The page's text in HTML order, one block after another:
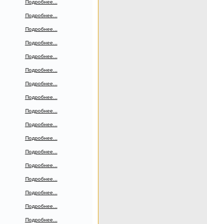
Подробнее...
Подробнее...
Подробнее...
Подробнее...
Подробнее...
Подробнее...
Подробнее...
Подробнее...
Подробнее...
Подробнее...
Подробнее...
Подробнее...
Подробнее...
Подробнее...
Подробнее...
Подробнее...
Подробнее...